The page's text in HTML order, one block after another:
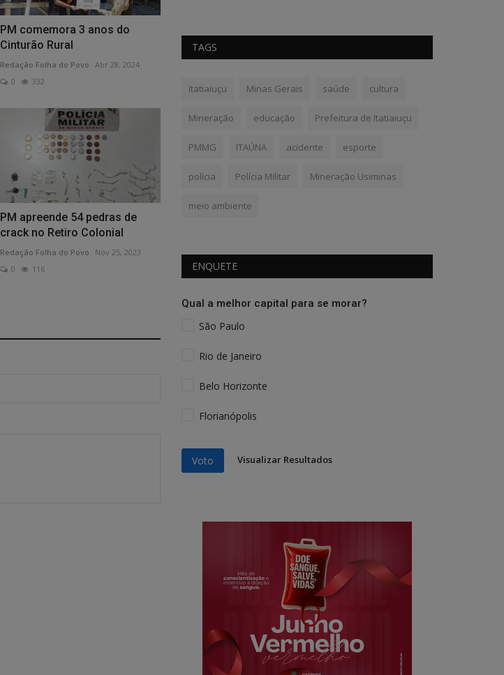
PM comemora 3 anos do
Cinturão Rural
Redação Folha do Povo
Abr 28, 2024
0
332
PM apreende 54 pedras de
crack no Retiro Colonial
Redação Folha do Povo
Nov 25, 2023
0
116
TAGS
Itatiaiuçu Minas Gerais saúde cultura
Mineração educação Prefeitura de Itatiaiuçu
PMMG ITAÚNA acidente esporte
polícia Polícia Militar Mineração Usiminas
meio ambiente
ENQUETE
Qual a melhor capital para se morar?
São Paulo
Rio de Janeiro
Belo Horizonte
Florianópolis
Voto Visualizar Resultados